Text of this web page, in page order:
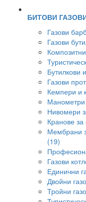
БИТОВИ
Газови
Газови
Бутилкови
Газови
Кемпери и
Нивомери
Кранове за
Мембрани
(19)
Газови
Единични
Двойни
Тройни